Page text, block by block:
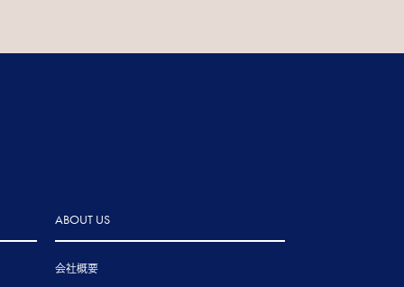
ABOUT US
会社概要